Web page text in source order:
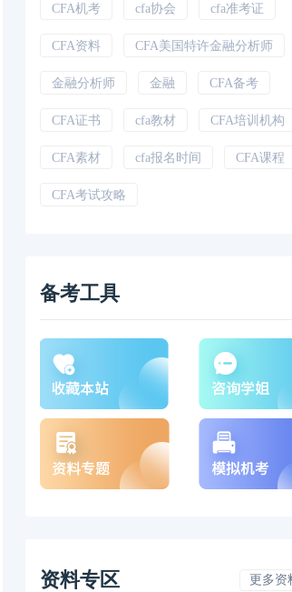
CFA机考 cfa协会 cfa准考证
CFA资料 CFA美国特许金融分析师
金融分析师 金融 CFA备考
CFA证书 cfa教材 CFA培训机构
CFA素材 cfa报名时间 CFA课程
CFA考试攻略
备考工具
资料专区 更多资